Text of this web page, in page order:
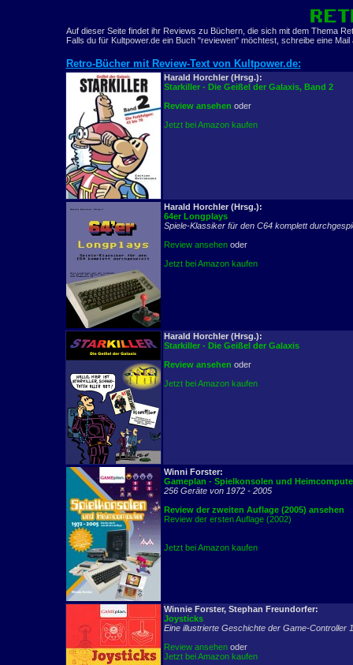
Auf dieser Seite findet ihr Reviews zu Büchern, die sich mit dem Thema
Falls du für Kultpower.de ein Buch "reviewen" möchtest, schreibe eine
Retro-Bücher mit Review-Text von Kultpower.de:
Harald Horchler (Hrsg.):
Starkiller - Die Geißel der Galaxis, Band 2
Review ansehen oder
Jetzt bei Amazon kaufen
Harald Horchler (Hrsg.):
64er Longplays
Spiele-Klassiker für den C64 komplett
Review ansehenoder
Jetzt bei Amazon kaufen
Harald Horchler (Hrsg.):
Starkiller - Die Geißel der Galaxis
Review ansehen oder
Jetzt bei Amazon kaufen
Winni Forster:
Gameplan - Spielkonsolen und
256 Geräte von 1972 - 2005
Review der zweiten Auflage (2005) ansehen
Review der ersten Auflage (2002)
Jetzt bei Amazon kaufen
Winnie Forster, Stephan Freundorfer:
Joysticks
Eine illustrierte Geschichte der Game-Controller
Review ansehenoder
Jetzt bei Amazon kaufen